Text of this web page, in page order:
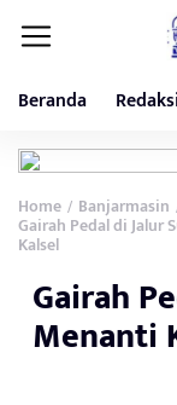
Beranda Redaksi
Home / Banjarmasin
Gairah Pedal di Jalur
Kalsel
Gairah
Menanti